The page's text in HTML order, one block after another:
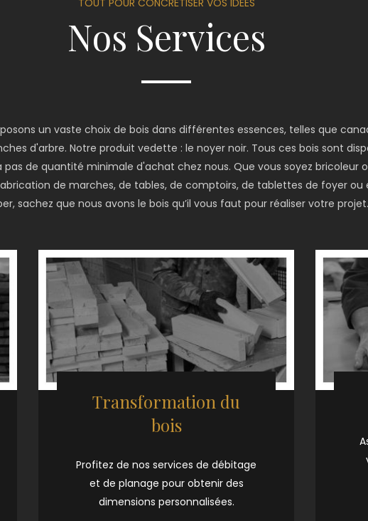
Nos Services
un vaste choix de bois dans différentes essences, telles que
d'arbre. Notre produit vedette : le noyer noir. Tous ces bois sont
pas de quantité minimale d'achat chez nous. Que vous soyez bricoleur
de marches, de tables, de comptoirs, de tablettes de foyer ou
sachez que nous avons le bois qu’il vous faut pour réaliser votre projet.
Transformation du
bois
Profitez de nos services de débitage
et de planage pour obtenir des
dimensions personnalisées.